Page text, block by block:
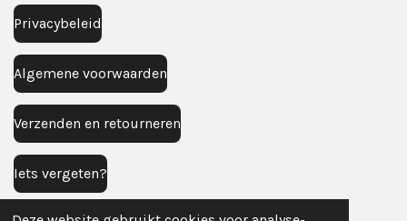
Privacybeleid
Algemene voorwaarden
Verzenden en retourneren
Iets vergeten?